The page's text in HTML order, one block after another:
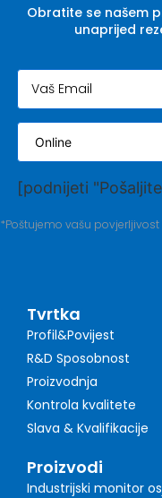
Obratite se našem
unaprijed
[podnijeti
*Poštujemo vašu
Tvrtka
Profil&Povijest
R&D Sposobnost
Proizvodnja
Kontrola kvalitete
Slava & Kvalifikacije
Proizvodi
Industrijski monitor